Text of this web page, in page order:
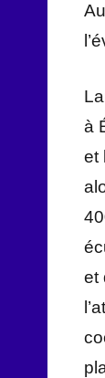
à
et
et